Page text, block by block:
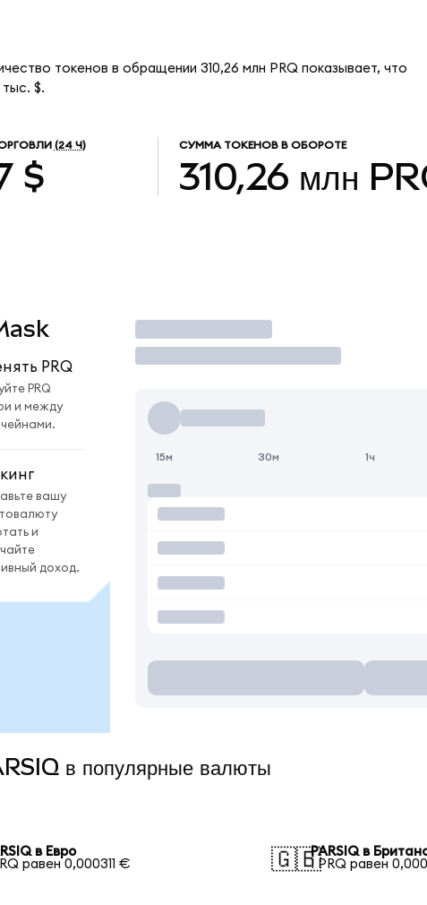
токенов в обращении 310,26 млн PRQ показывает, что
тыс. $.
(24 Ч)
$
СУММА ТОКЕНОВ В ОБОРОТЕ
310,26 млн
PRQ
PRQ
и между
вашу
и
доход.
Торговать
15м 30м 1ч
в популярные валюты
в Евро
равен 0,000311 €
🇬🇧PARSIQ в
1 PRQ равен